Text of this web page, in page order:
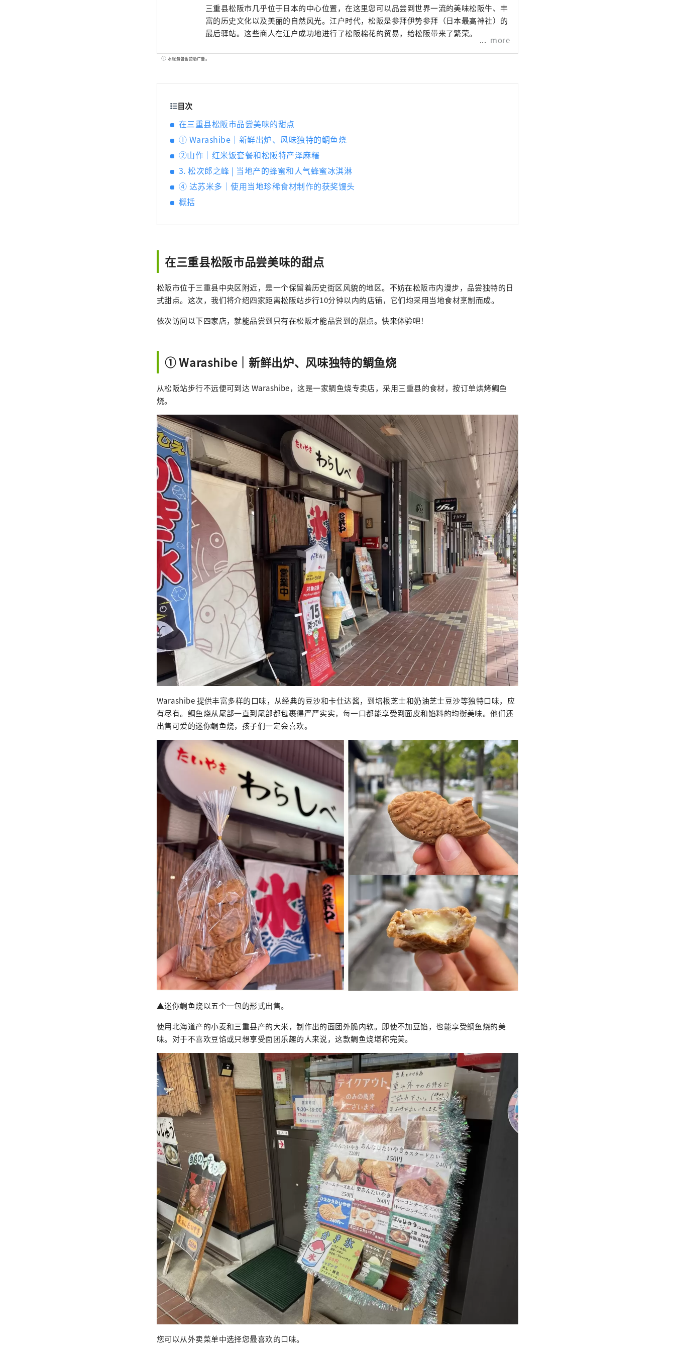
三重县松阪市几乎位于日本的中心位置，在这里您可以品尝到世界一流的美味松阪牛、丰
富的历史文化以及美丽的自然风光。江户时代，松阪是参拜伊势参拜（日本最高神社）的
最后驿站。这些商人在江户成功地进行了松阪棉花的贸易，给松阪带来了繁荣。
more
本服务包含赞助广告。
目次
在三重县松阪市品尝美味的甜点
① Warashibe｜新鲜出炉、风味独特的鲷鱼烧
②山作｜红米饭套餐和松阪特产泽麻糬
3. 松次郎之峰 | 当地产的蜂蜜和人气蜂蜜冰淇淋
④ 达苏米多｜使用当地珍稀食材制作的获奖馒头
概括
在三重县松阪市品尝美味的甜点
松阪市位于三重县中央区附近，是一个保留着历史街区风貌的地区。不妨在松阪市内漫步，品尝独特的日
式甜点。这次，我们将介绍四家距离松阪站步行10分钟以内的店铺，它们均采用当地食材烹制而成。
依次访问以下四家店，就能品尝到只有在松阪才能品尝到的甜点。快来体验吧！
① Warashibe｜新鲜出炉、风味独特的鲷鱼烧
从松阪站步行不远便可到达 Warashibe，这是一家鲷鱼烧专卖店，采用三重县的食材，按订单烘烤鲷鱼
烧。
Warashibe 提供丰富多样的口味，从经典的豆沙和卡仕达酱，到培根芝士和奶油芝士豆沙等独特口味，应
有尽有。鲷鱼烧从尾部一直到尾部都包裹得严严实实，每一口都能享受到面皮和馅料的均衡美味。他们还
出售可爱的迷你鲷鱼烧，孩子们一定会喜欢。
▲迷你鲷鱼烧以五个一包的形式出售。
使用北海道产的小麦和三重县产的大米，制作出的面团外脆内软。即使不加豆馅，也能享受鲷鱼烧的美
味。对于不喜欢豆馅或只想享受面团乐趣的人来说，这款鲷鱼烧堪称完美。
您可以从外卖菜单中选择您最喜欢的口味。